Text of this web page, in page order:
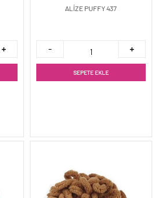
ALİZE PUFFY 437
SEPETE EKLE